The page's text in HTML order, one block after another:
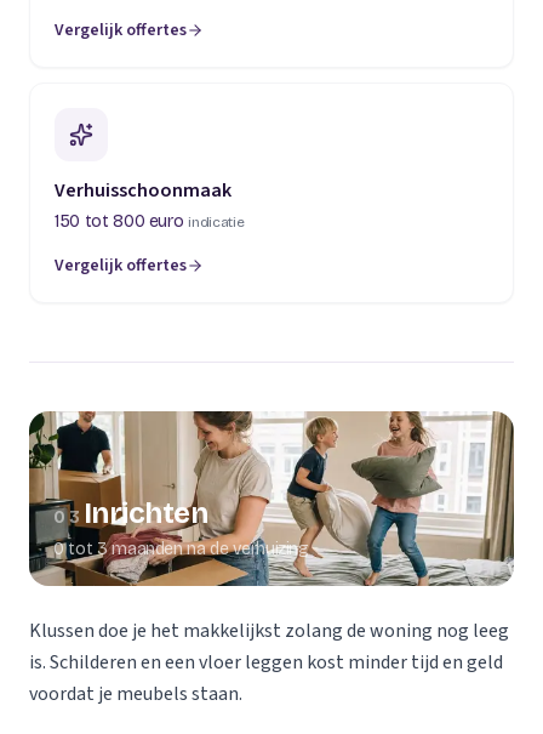
Vergelijk offertes
(opent in een nieuw tabblad)
Verhuisschoonmaak
150 tot 800 euro indicatie
Vergelijk offertes
(opent in een nieuw tabblad)
03 Inrichten
0 tot 3 maanden na de verhuizing
Klussen doe je het makkelijkst zolang de woning nog leeg
is. Schilderen en een vloer leggen kost minder tijd en geld
voordat je meubels staan.